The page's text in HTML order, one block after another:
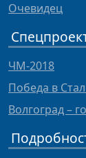
Очевидец
ЧМ-2018
Победа в
Волгоград –